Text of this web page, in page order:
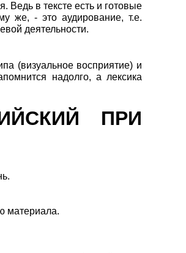
Ведь в тексте есть и готовые
же, - это аудирование, т.е.
деятельности.
(визуальное восприятие) и
надолго, а лексика
ПРИ
материала.